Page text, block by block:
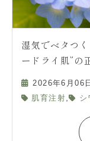
湿気でベタつ
ードライ肌”の
2026年6月06日
肌育注射, シ